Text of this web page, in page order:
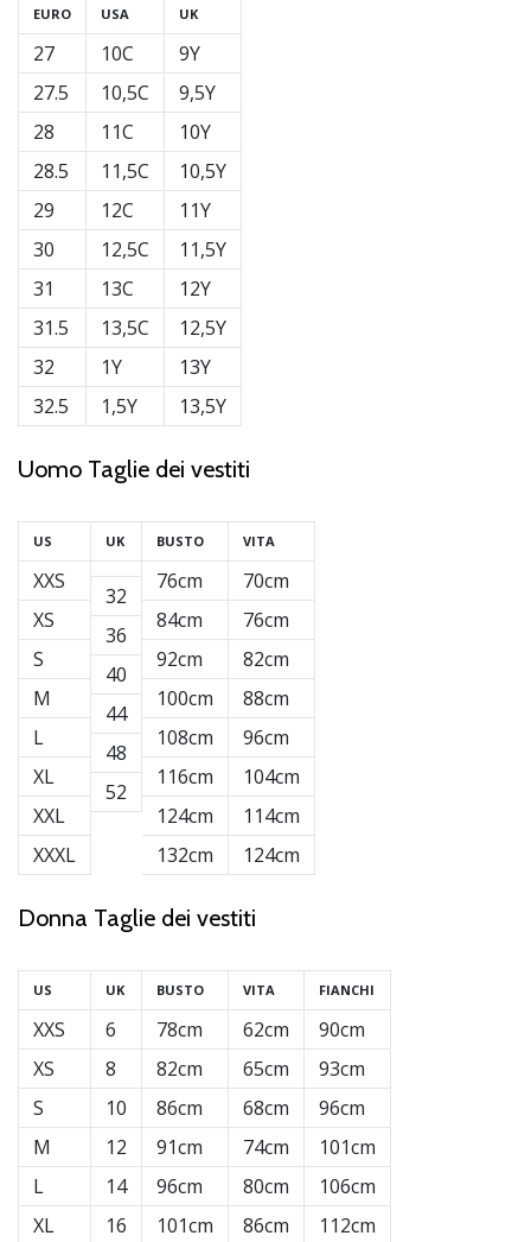
EURO
27
27.5
28
28.5
29
30
31
31.5
32
32.5
USA
10C
10,5C
11C
11,5C
12C
12,5C
13C
13,5C
1Y
1,5Y
UK
9Y
9,5Y
10Y
10,5Y
11Y
11,5Y
12Y
12,5Y
13Y
13,5Y
Uomo Taglie dei vestiti
US
XXS
XS
S
M
L
XL
XXL
XXXL
UK
32
36
40
44
48
52
BUSTO
76cm
84cm
92cm
100cm
108cm
116cm
124cm
132cm
VITA
70cm
76cm
82cm
88cm
96cm
104cm
114cm
124cm
Donna Taglie dei vestiti
US
XXS
XS
S
M
L
XL
UK
6
8
10
12
14
16
BUSTO
78cm
82cm
86cm
91cm
96cm
101cm
VITA
62cm
65cm
68cm
74cm
80cm
86cm
FIANCHI
90cm
93cm
96cm
101cm
106cm
112cm